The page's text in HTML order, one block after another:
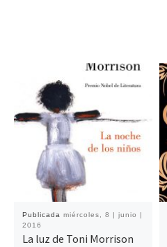
Publicada miércoles, 8 | junio |
2016
La luz de Toni Morrison